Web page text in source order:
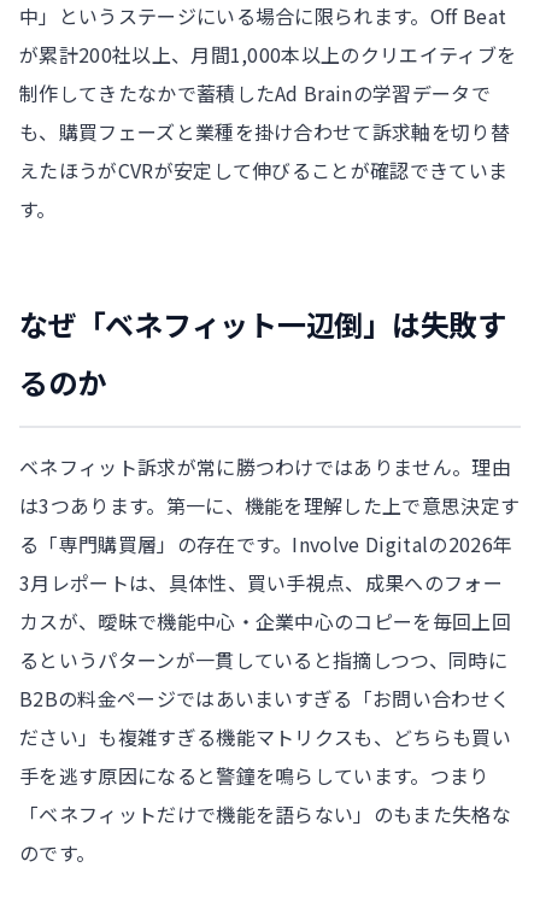
中」というステージにいる場合に限られます。Off Beat
が累計200社以上、月間1,000本以上のクリエイティブを
制作してきたなかで蓄積したAd Brainの学習データで
も、購買フェーズと業種を掛け合わせて訴求軸を切り替
えたほうがCVRが安定して伸びることが確認できていま
す。
なぜ「ベネフィット一辺倒」は失敗す
るのか
ベネフィット訴求が常に勝つわけではありません。理由
は3つあります。第一に、機能を理解した上で意思決定す
る「専門購買層」の存在です。Involve Digitalの2026年
3月レポートは、具体性、買い手視点、成果へのフォー
カスが、曖昧で機能中心・企業中心のコピーを毎回上回
るというパターンが一貫していると指摘しつつ、同時に
B2Bの料金ページではあいまいすぎる「お問い合わせく
ださい」も複雑すぎる機能マトリクスも、どちらも買い
手を逃す原因になると警鐘を鳴らしています。つまり
「ベネフィットだけで機能を語らない」のもまた失格な
のです。